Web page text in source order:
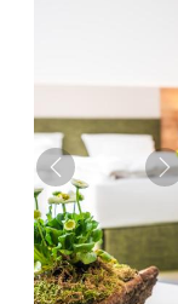
Zurück